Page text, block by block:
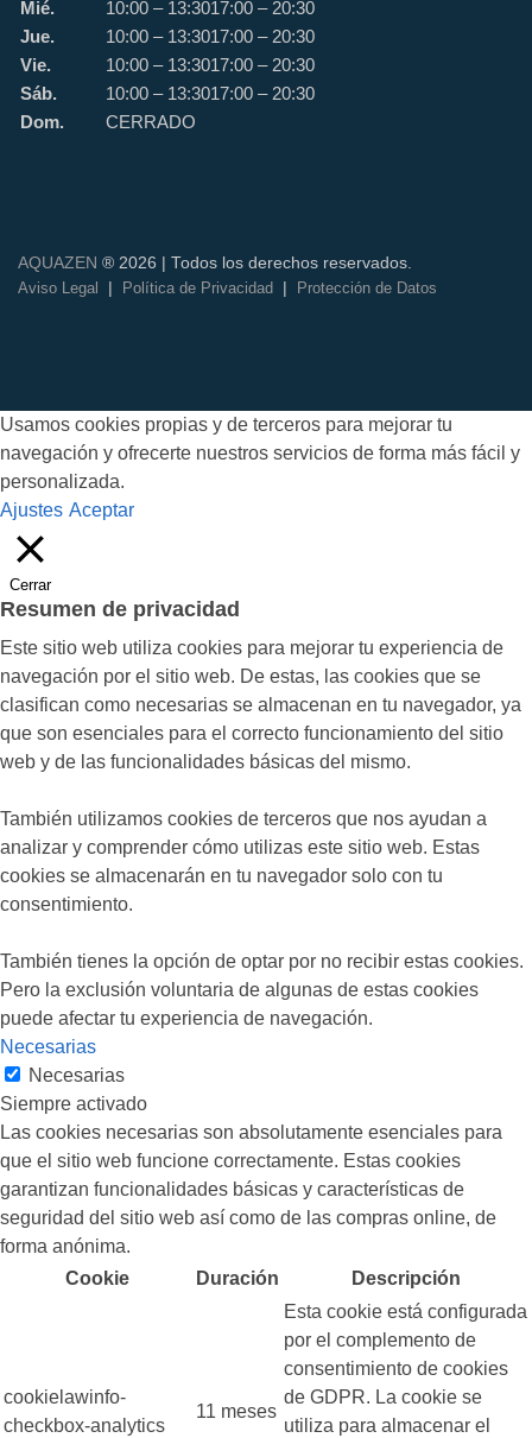
Mié. 10:00 – 13:3017:00 – 20:30
Jue.
10:00 – 13:3017:00 – 20:30
Vie.
10:00 – 13:3017:00 – 20:30
Sáb.
10:00 – 13:3017:00 – 20:30
Dom.
CERRADO
AQUAZEN ® 2026 | Todos los derechos reservados.
Aviso Legal
| Política de Privacidad | Protección de Datos
Usamos cookies propias y de terceros para mejorar tu
navegación y ofrecerte nuestros servicios de forma más fácil y
personalizada.
Ajustes Aceptar
Cerrar
Resumen de privacidad
Este sitio web utiliza cookies para mejorar tu experiencia de
navegación por el sitio web. De estas, las cookies que se
clasifican como necesarias se almacenan en tu navegador, ya
que son esenciales para el correcto funcionamiento del sitio
web y de las funcionalidades básicas del mismo.
También utilizamos cookies de terceros que nos ayudan a
analizar y comprender cómo utilizas este sitio web. Estas
cookies se almacenarán en tu navegador solo con tu
consentimiento.
También tienes la opción de optar por no recibir estas cookies.
Pero la exclusión voluntaria de algunas de estas cookies
puede afectar tu experiencia de navegación.
Necesarias
Necesarias
Siempre activado
Las cookies necesarias son absolutamente esenciales para
que el sitio web funcione correctamente. Estas cookies
garantizan funcionalidades básicas y características de
seguridad del sitio web así como de las compras online, de
forma anónima.
Cookie
Duración Descripción
cookielawinfo-
checkbox-analytics
11 meses
Esta cookie está configurada
por el complemento de
consentimiento de cookies
de GDPR. La cookie se
utiliza para almacenar el